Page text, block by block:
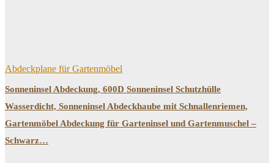
Abdeckplane für Gartenmöbel
Sonneninsel Abdeckung, 600D Sonneninsel Schutzhülle
Wasserdicht, Sonneninsel Abdeckhaube mit Schnallenriemen,
Gartenmöbel Abdeckung für Garteninsel und Gartenmuschel –
Schwarz…